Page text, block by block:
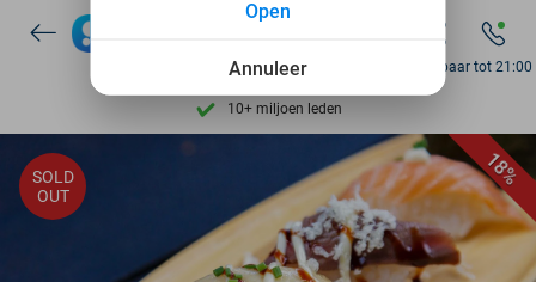
7 dagen per week beschikbaar
10+ miljoen leden
9,4 op basis van
7 dagen per week beschikbaar
10+ miljoen leden
Bereikbaar tot 21:00
18%
SOLD
OUT
Annuleer
Open